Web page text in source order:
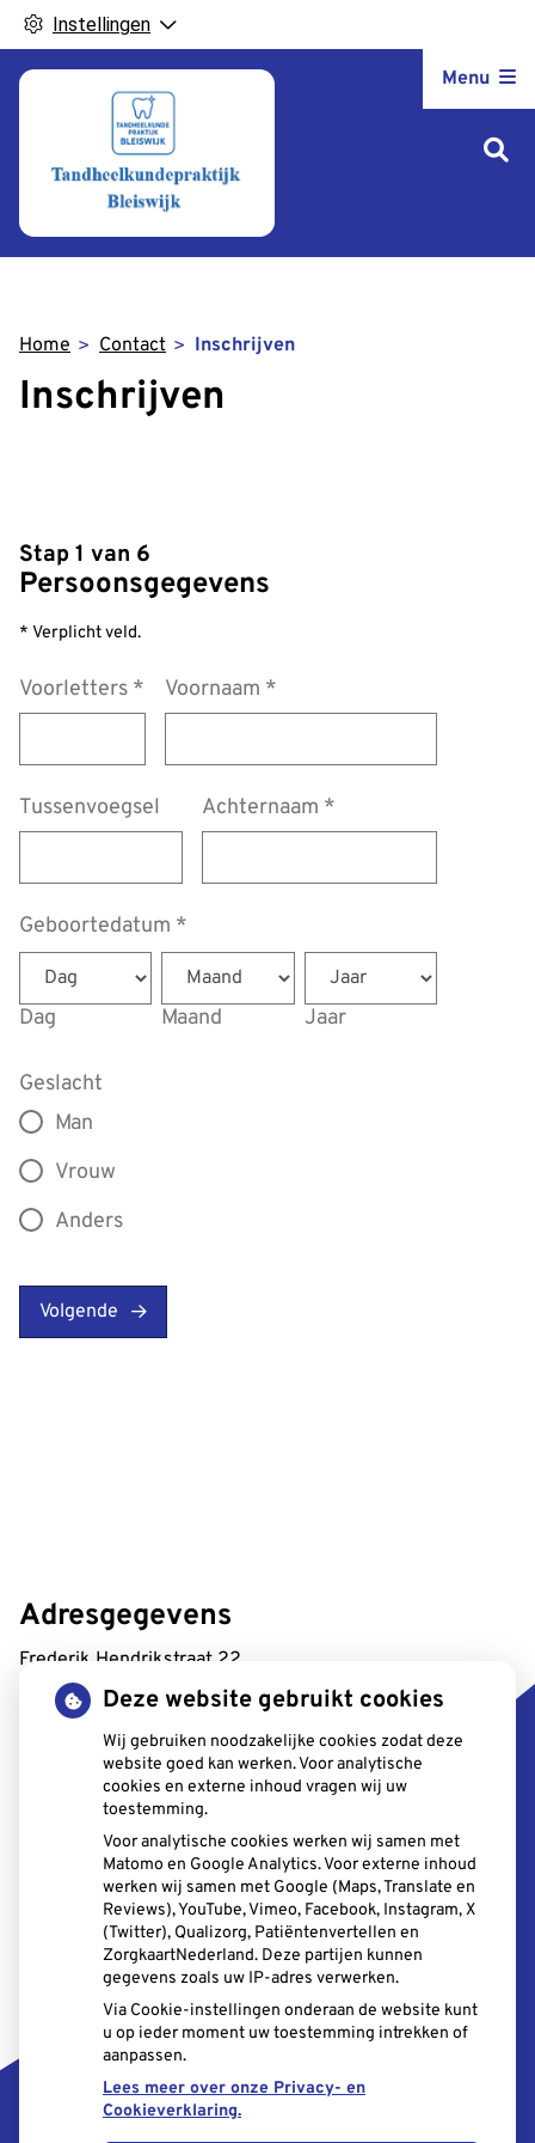
Instellingen
Menu
Home Contact Inschrijven
Inschrijven
Stap 1 van 6
Persoonsgegevens
* Verplicht veld.
Voorletters * Voornaam *
Tussenvoegsel Achternaam *
Geboortedatum *
Dag Maand Jaar
Geslacht
Man
Vrouw
Anders
Volgende
Adresgegevens
Frederik Hendrikstraat 22
2665 CK Bleiswijk
010-5215850
balie@thpbleiswijk.nl
Openingstijden
Maandag:
08.30 - 17.00
08.30 - 17.00
Woensdag:
08.30 - 17.00
Donderdag:
08.30 - 17.00
Deze website gebruikt cookies
Wij gebruiken noodzakelijke cookies zodat deze
website goed kan werken. Voor analytische
cookies en externe inhoud vragen wij uw
toestemming.
Voor analytische cookies werken wij samen met
Matomo en Google Analytics. Voor externe inhoud
werken wij samen met Google (Maps, Translate en
Reviews), YouTube, Vimeo, Facebook, Instagram, X
(Twitter), Qualizorg, Patiëntenvertellen en
ZorgkaartNederland. Deze partijen kunnen
gegevens zoals uw IP-adres verwerken.
Via Cookie-instellingen onderaan de website kunt
u op ieder moment uw toestemming intrekken of
aanpassen.
Lees meer over onze Privacy- en
Cookieverklaring.